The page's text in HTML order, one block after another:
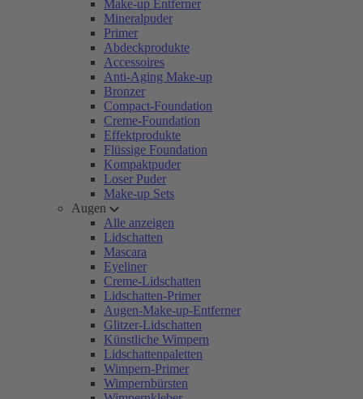
Make-up Entferner
Mineralpuder
Primer
Abdeckprodukte
Accessoires
Anti-Aging Make-up
Bronzer
Compact-Foundation
Creme-Foundation
Effektprodukte
Flüssige Foundation
Kompaktpuder
Loser Puder
Make-up Sets
Augen
Alle anzeigen
Lidschatten
Mascara
Eyeliner
Creme-Lidschatten
Lidschatten-Primer
Augen-Make-up-Entferner
Glitzer-Lidschatten
Künstliche Wimpern
Lidschattenpaletten
Wimpern-Primer
Wimpernbürsten